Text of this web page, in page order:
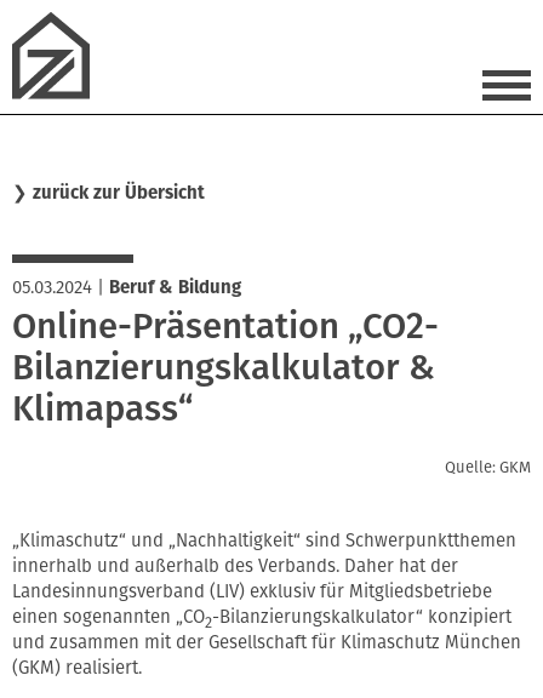
❯ zurück zur Übersicht
05.03.2024 Beruf & Bildung
Online-Präsentation „CO2-
Bilanzierungskalkulator &
Klimapass“
Quelle: GKM
„Klimaschutz“ und „Nachhaltigkeit“ sind Schwerpunktthemen
innerhalb und außerhalb des Verbands. Daher hat der
Landesinnungsverband (LIV) exklusiv für Mitgliedsbetriebe
einen sogenannten „CO2-Bilanzierungskalkulator“ konzipiert
und zusammen mit der Gesellschaft für Klimaschutz München
(GKM) realisiert.